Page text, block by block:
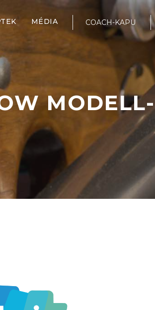
MÉDIA COACH-KAPU
MODELL-